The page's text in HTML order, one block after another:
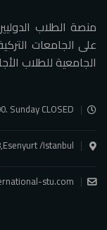
منصة الطلاب
على الجامعات
الجامعية للطلاب
Sunday CLOSED
/Istanbul
stu.com